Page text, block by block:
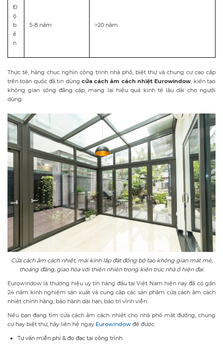
Đ
ộ
b
ề
n
5-8 năm >20 năm
Thực tế, hàng chục nghìn công trình nhà phố, biệt thự và chung cư cao cấp
trên toàn quốc đã tin dùng cửa cách âm cách nhiệt Eurowindow, kiến tạo
không gian sống đẳng cấp, mang lại hiệu quả kinh tế lâu dài cho người
dùng.
Cửa cách âm cách nhiệt, mái kính lắp đặt đồng bộ tạo không gian mát mẻ,
thoáng đãng, giao hòa với thiên nhiên trong kiến trúc nhà ở hiện đại.
Eurowindow là thương hiệu uy tín hàng đầu tại Việt Nam hiện nay đã có gần
24 năm kinh nghiệm sản xuất và cung cấp các sản phẩm cửa cách âm cách
nhiệt chính hãng, bảo hành dài hạn, bảo trì vĩnh viễn.
Nếu bạn đang tìm cửa cách âm cách nhiệt cho nhà phố mặt đường, chung
cư hay biệt thự, hãy liên hệ ngay Eurowindow để được:
Tư vấn miễn phí & đo đạc tại công trình